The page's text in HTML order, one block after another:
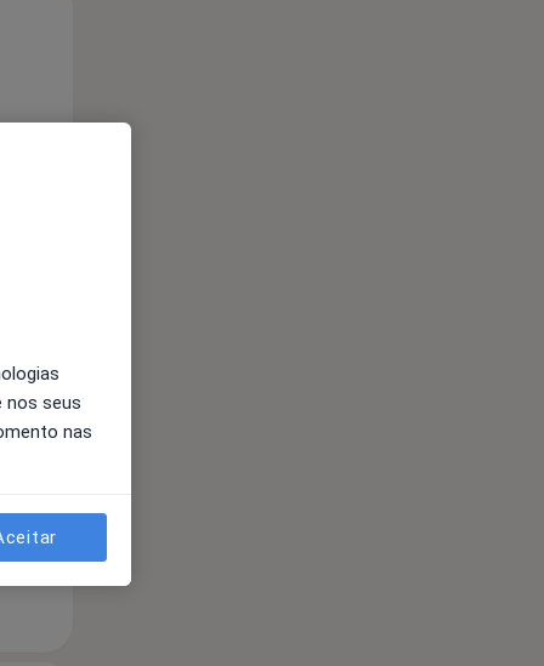
10 Ago
nos seus
nas